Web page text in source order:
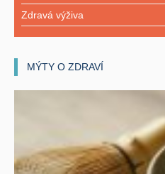
Zdravá výživa
MÝTY O ZDRAVÍ